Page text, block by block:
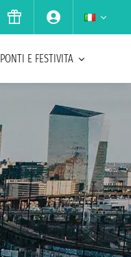
PONTI E FESTIVITA